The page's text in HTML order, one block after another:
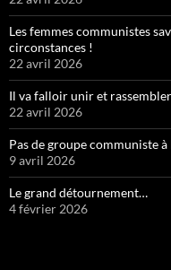
Les femmes communistes
circonstances !
22 avril 2026
Il va falloir unir et
22 avril 2026
Pas de groupe communiste
9 avril 2026
Le grand détournement…
4 février 2026